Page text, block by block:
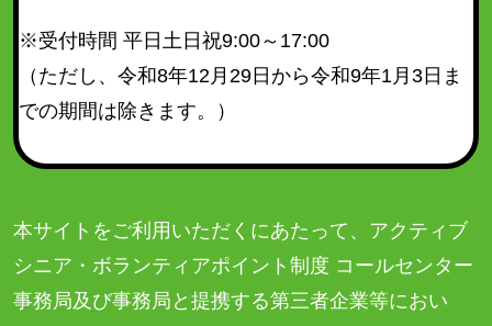
※受付時間 平日土日祝9:00～17:00
（ただし、令和8年12月29日から令和9年1月3日ま
での期間は除きます。）
本サイトをご利用いただくにあたって、アクティブ
シニア・ボランティアポイント制度 コールセンター
事務局及び事務局と提携する第三者企業等におい